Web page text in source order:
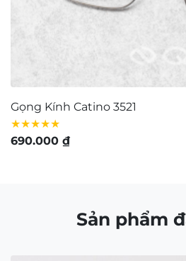
Gọng Kính Catino 3521
★★★★★
690.000 ₫
Sản phẩm